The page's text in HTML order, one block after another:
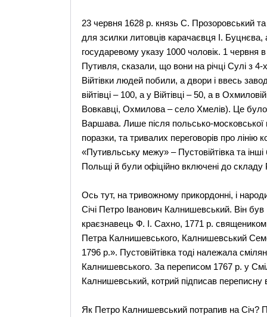
23 червня 1628 р. князь С. Прозоровський
для зсилки литовців карачаєвця І. Буцнєва,
государевому указу 1000 чоловік. 1 червня
Путивля, сказали, що вони на річці Сулі з
Війтівки людей побили, а двори і ввесь
війтівці – 100, а у Війтівці – 50, а в
Вовкавці, Охмилова – село Хмелів). Це було
Варшава. Лише після польсько-
поразки, та тривалих переговорів про
«Путивльську межу» – Пустовійтівка та
Польщі й були офіційно включені до складу
Ось тут, на тривожному прикордонні, і
Січі Петро Іванович Калнишевський. Він
краєзнавець Ф. І. Сахно, 1771 р.
Петра Калнишевського, Калнишевський
1796 р.». Пустовійтівка тоді належала
Калнишевського. За переписом 1767 р. у
Калнишевський, котрий підписав переписну
Як Петро Калнишевський потрапив на Січ?